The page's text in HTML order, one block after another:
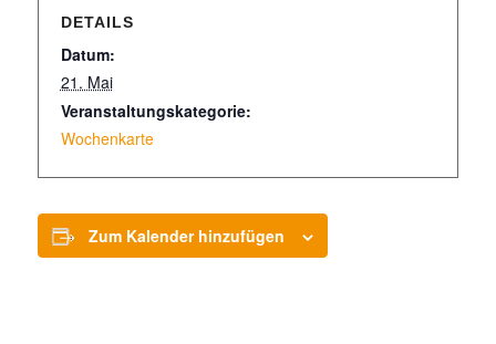
DETAILS
Datum:
21. Mai
Veranstaltungskategorie:
Wochenkarte
Zum Kalender hinzufügen